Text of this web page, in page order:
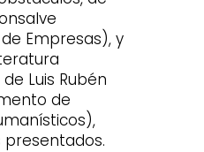
Empresas), y
Luis Rubén
de